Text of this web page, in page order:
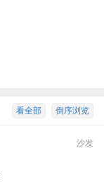
倒序浏览
看全部
沙发